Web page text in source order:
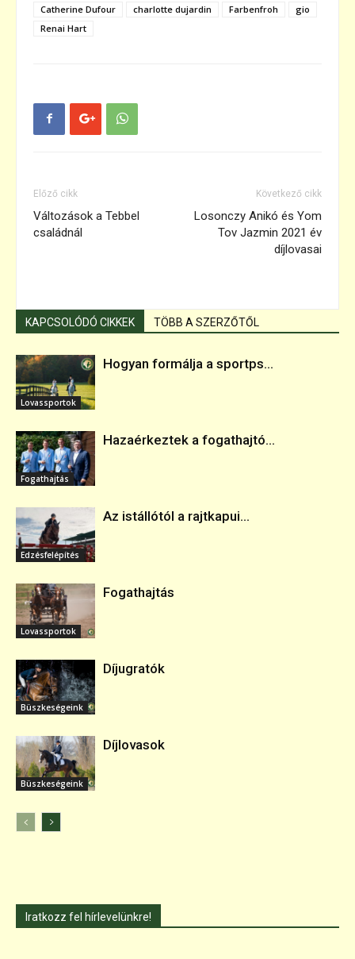
Catherine Dufour charlotte dujardin Farbenfroh
gio
Renai Hart
Előző cikk
Változások a Tebbel
családnál
Következő cikk
Losonczy Anikó és Yom
Tov Jazmin 2021 év
díjlovasai
KAPCSOLÓDÓ CIKKEK TÖBB A SZERZŐTŐL
Lovassportok
Hogyan formálja a sportps...
Fogathajtás
Hazaérkeztek a fogathajtó...
Edzésfelépítés
Az istállótól a rajtkapui...
Lovassportok
Fogathajtás
Büszkeségeink
Díjugratók
Büszkeségeink
Díjlovasok
Iratkozz fel hírlevelünkre!